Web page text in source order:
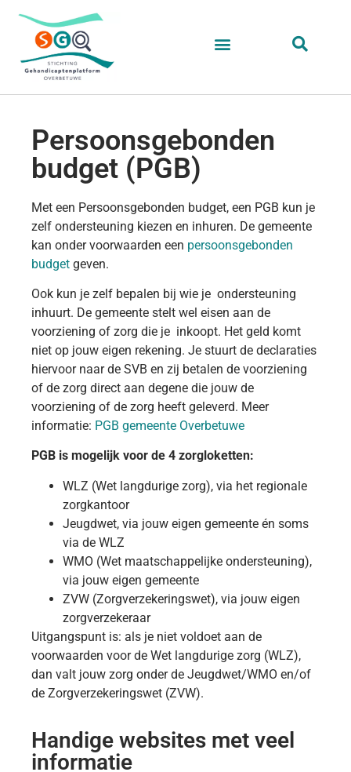
Persoonsgebonden
budget (PGB)
Met een Persoonsgebonden budget, een PGB kun je
zelf ondersteuning kiezen en inhuren. De gemeente
kan onder voorwaarden een persoonsgebonden
budget geven.
Ook kun je zelf bepalen bij wie je ondersteuning
inhuurt. De gemeente stelt wel eisen aan de
voorziening of zorg die je inkoopt. Het geld komt
niet op jouw eigen rekening. Je stuurt de declaraties
hiervoor naar de SVB en zij betalen de voorziening
of de zorg direct aan degene die jouw de
voorziening of de zorg heeft geleverd. Meer
informatie: PGB gemeente Overbetuwe
PGB is mogelijk voor de 4 zorgloketten:
WLZ (Wet langdurige zorg), via het regionale
zorgkantoor
Jeugdwet, via jouw eigen gemeente én soms
via de WLZ
WMO (Wet maatschappelijke ondersteuning),
via jouw eigen gemeente
ZVW (Zorgverzekeringswet), via jouw eigen
zorgverzekeraar
Uitgangspunt is: als je niet voldoet aan de
voorwaarden voor de Wet langdurige zorg (WLZ),
dan valt jouw zorg onder de Jeugdwet/WMO en/of
de Zorgverzekeringswet (ZVW).
Handige websites met veel
informatie